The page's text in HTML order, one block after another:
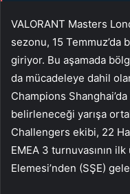
VALORANT Masters
sezonu, 15 Temmuz’da
giriyor. Bu aşamada
da mücadeleye dahil
Champions
belirleneceği yarışa
Challengers ekibi, 22
EMEA 3 turnuvasının
Elemesi’nden (SŞE)